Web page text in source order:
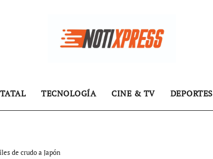
TECNOLOGÍA CINE & TV DEPORTES
de crudo a Japón